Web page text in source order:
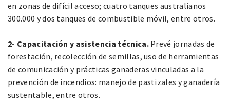
en zonas de difícil acceso; cuatro tanques australianos
300.000 y dos tanques de combustible móvil, entre otros.
2- Capacitación y asistencia técnica.Prevé jornadas de
forestación, recolección de semillas, uso de herramientas
de comunicación y prácticas ganaderas vinculadas a la
prevención de incendios: manejo de pastizales y ganadería
sustentable, entre otros.